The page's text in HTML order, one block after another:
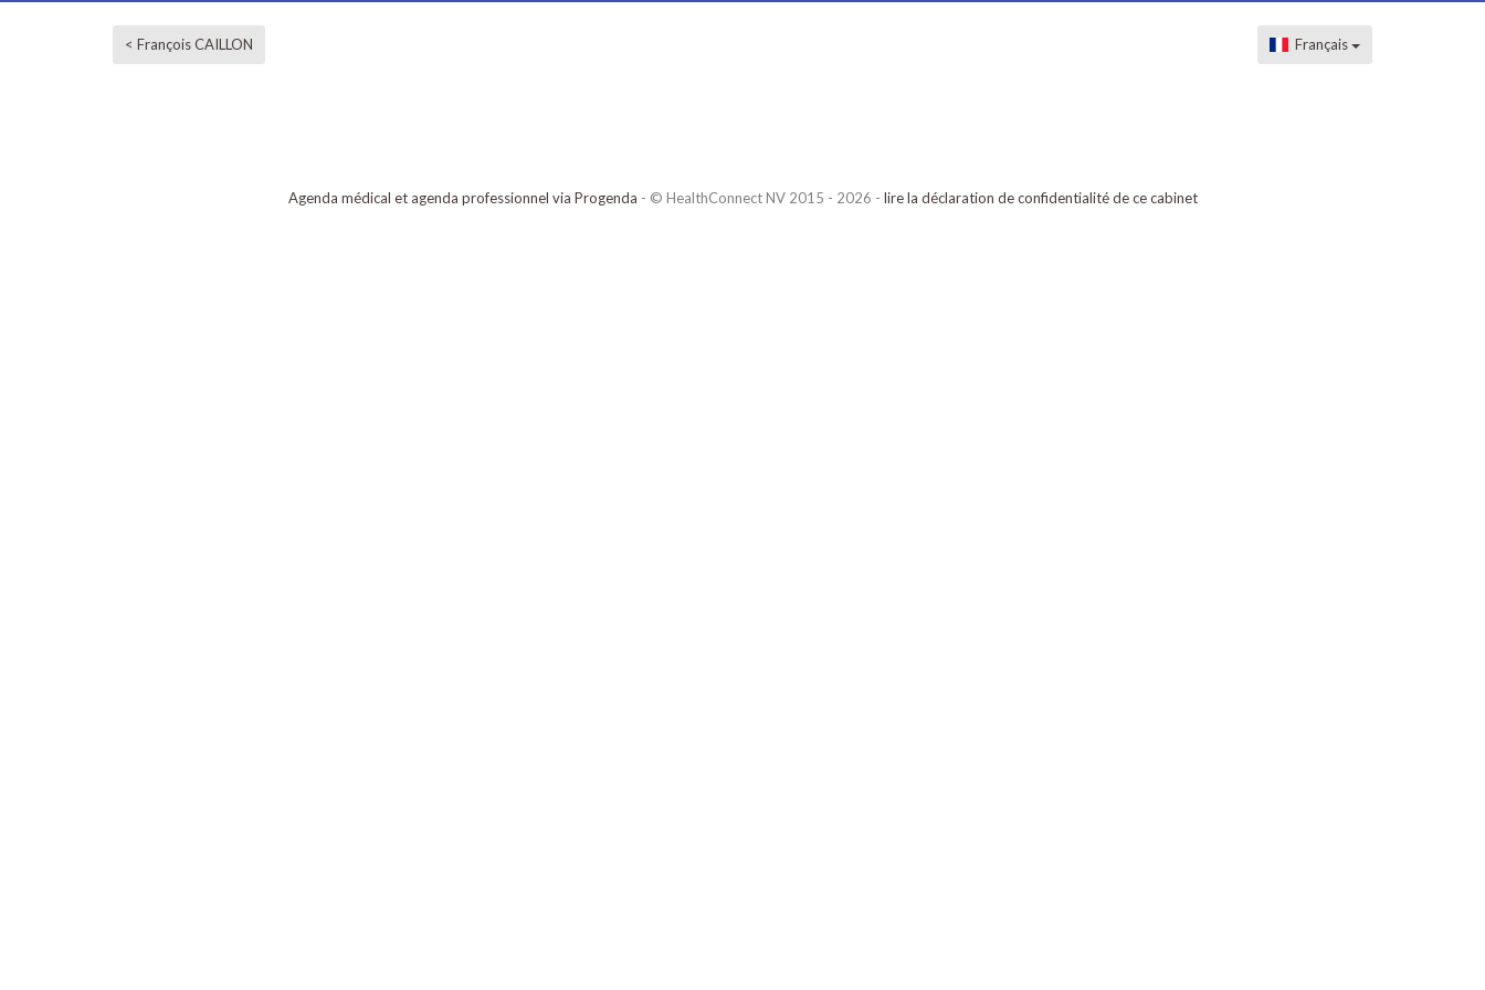
< François CAILLON Français
Agenda médical et agenda professionnel via Progenda - © HealthConnect NV 2015 - 2026 - lire la déclaration de confidentialité de ce cabinet